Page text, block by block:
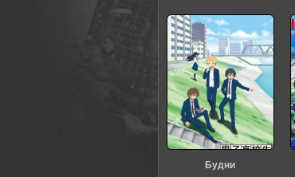
«Евангелиона» (2026)
Будни